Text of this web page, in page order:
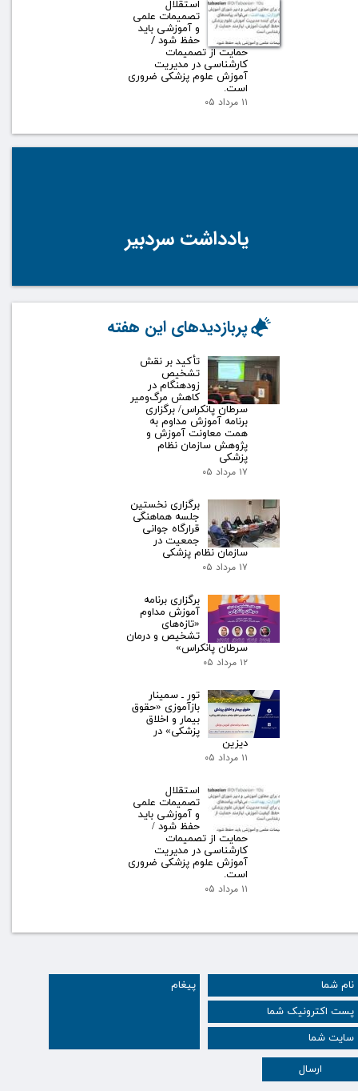
ارسال
استقلال
تصمیمات علمی
و آموزشی باید
حفظ شود /
حمایت از تصمیمات
کارشناسی در مدیریت
آموزش علوم پزشکی ضروری
است.
۱۱ مرداد ۰۵
یادداشت سردبیر
تأکید بر نقش
تشخیص
زودهنگام در
کاهش مرگ‌ومیر
سرطان پانکراس/ برگزاری
برنامه آموزش مداوم به
همت معاونت آموزش و
پژوهش سازمان نظام
پزشکی
۱۷ مرداد ۰۵
برگزاری نخستین
جلسه هماهنگی
قرارگاه جوانی
جمعیت در
سازمان نظام پزشکی
۱۷ مرداد ۰۵
برگزاری برنامه
آموزش مداوم
«تازه‌های
تشخیص و درمان
سرطان پانکراس»
۱۲ مرداد ۰۵
تور ـ سمینار
بازآموزی «حقوق
بیمار و اخلاق
پزشکی» در
دیزین
۱۱ مرداد ۰۵
استقلال
تصمیمات علمی
و آموزشی باید
حفظ شود /
حمایت از تصمیمات
کارشناسی در مدیریت
آموزش علوم پزشکی ضروری
است.
۱۱ مرداد ۰۵
پربازدیدهای این هفته